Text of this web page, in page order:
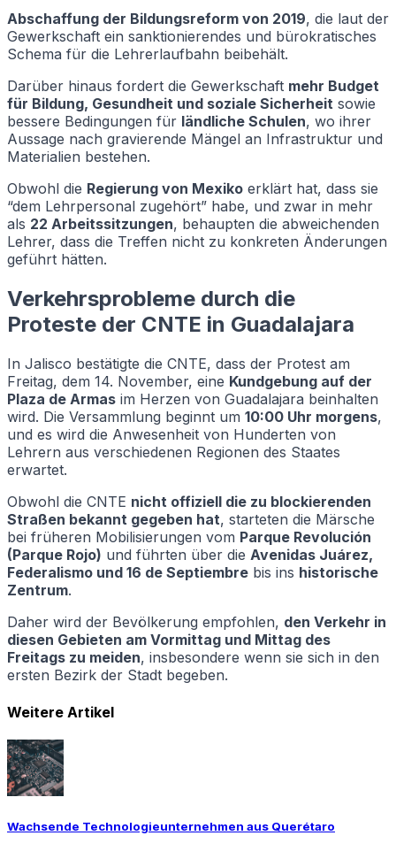
Abschaffung der Bildungsreform von 2019, die laut der
Gewerkschaft ein sanktionierendes und bürokratisches
Schema für die Lehrerlaufbahn beibehält.
Darüber hinaus fordert die Gewerkschaft mehr Budget
für Bildung, Gesundheit und soziale Sicherheit sowie
bessere Bedingungen für ländliche Schulen, wo ihrer
Aussage nach gravierende Mängel an Infrastruktur und
Materialien bestehen.
Obwohl die Regierung von Mexiko erklärt hat, dass sie
“dem Lehrpersonal zugehört” habe, und zwar in mehr
als 22 Arbeitssitzungen, behaupten die abweichenden
Lehrer, dass die Treffen nicht zu konkreten Änderungen
geführt hätten.
Verkehrsprobleme durch die
Proteste der CNTE in Guadalajara
In Jalisco bestätigte die CNTE, dass der Protest am
Freitag, dem 14. November, eine Kundgebung auf der
Plaza de Armas im Herzen von Guadalajara beinhalten
wird. Die Versammlung beginnt um 10:00 Uhr morgens,
und es wird die Anwesenheit von Hunderten von
Lehrern aus verschiedenen Regionen des Staates
erwartet.
Obwohl die CNTE nicht offiziell die zu blockierenden
Straßen bekannt gegeben hat, starteten die Märsche
bei früheren Mobilisierungen vom Parque Revolución
(Parque Rojo) und führten über die Avenidas Juárez,
Federalismo und 16 de Septiembre bis ins historische
Zentrum.
Daher wird der Bevölkerung empfohlen, den Verkehr in
diesen Gebieten am Vormittag und Mittag des
Freitags zu meiden, insbesondere wenn sie sich in den
ersten Bezirk der Stadt begeben.
Weitere Artikel
Wachsende Technologieunternehmen aus Querétaro